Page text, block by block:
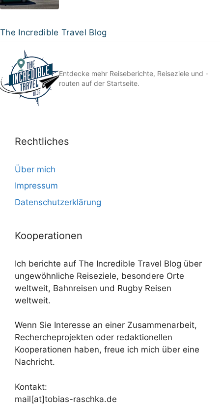
The Incredible Travel Blog
Entdecke mehr Reiseberichte, Reiseziele und -
routen auf der Startseite.
Rechtliches
Über mich
Impressum
Datenschutzerklärung
Kooperationen
Ich berichte auf The Incredible Travel Blog über
ungewöhnliche Reiseziele, besondere Orte
weltweit, Bahnreisen und Rugby Reisen
weltweit.
Wenn Sie Interesse an einer Zusammenarbeit,
Rechercheprojekten oder redaktionellen
Kooperationen haben, freue ich mich über eine
Nachricht.
Kontakt:
mail[at]tobias-raschka.de